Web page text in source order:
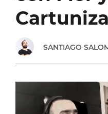
[#323]
SANTIAGO